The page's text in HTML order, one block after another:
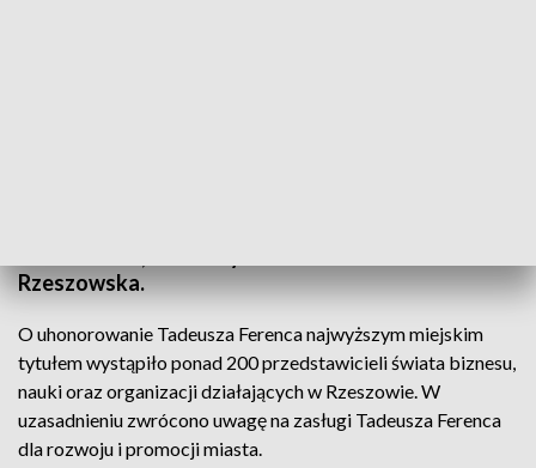
Rzeszowska.
O uhonorowanie Tadeusza Ferenca najwyższym miejskim
tytułem wystąpiło ponad 200 przedstawicieli świata biznesu,
nauki oraz organizacji działających w Rzeszowie. W
uzasadnieniu zwrócono uwagę na zasługi Tadeusza Ferenca
dla rozwoju i promocji miasta.